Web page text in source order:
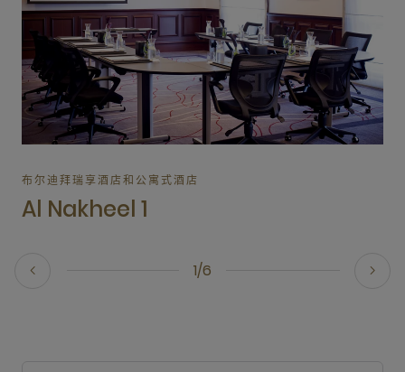
1/6
布尔迪拜瑞享酒店和公寓式酒店
Al Nakheel 1